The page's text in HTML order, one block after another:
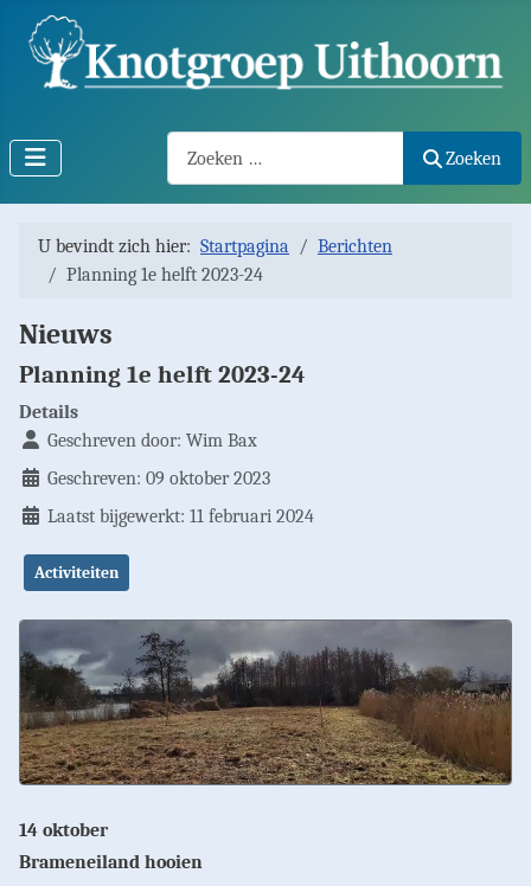
Zoeken
U bevindt zich hier: Startpagina
Berichten
Planning 1e helft 2023-24
Nieuws
Planning 1e helft 2023-24
Details
Geschreven door: Wim Bax
Geschreven: 09 oktober 2023
Laatst bijgewerkt: 11 februari 2024
Activiteiten
14 oktober
Brameneiland hooien